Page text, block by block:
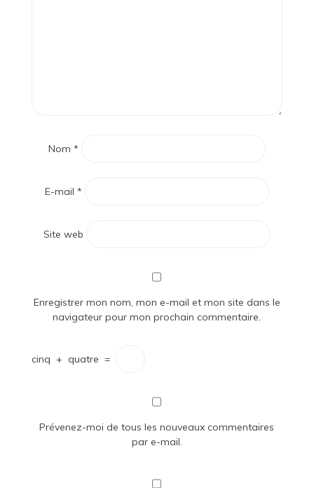
Nom *
E-mail *
Site web
Enregistrer mon nom, mon e-mail et mon site dans le
navigateur pour mon prochain commentaire.
cinq + quatre =
Prévenez-moi de tous les nouveaux commentaires
par e-mail.